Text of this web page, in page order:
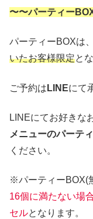
〜〜パーティー
パーティーBOXは、
いたお客様限定と
ご予約は LINEにて
LINEにてお好きな
メニューのパーテ
ください。
※パーティーBOX(
16個に満たない場
セルとなります。